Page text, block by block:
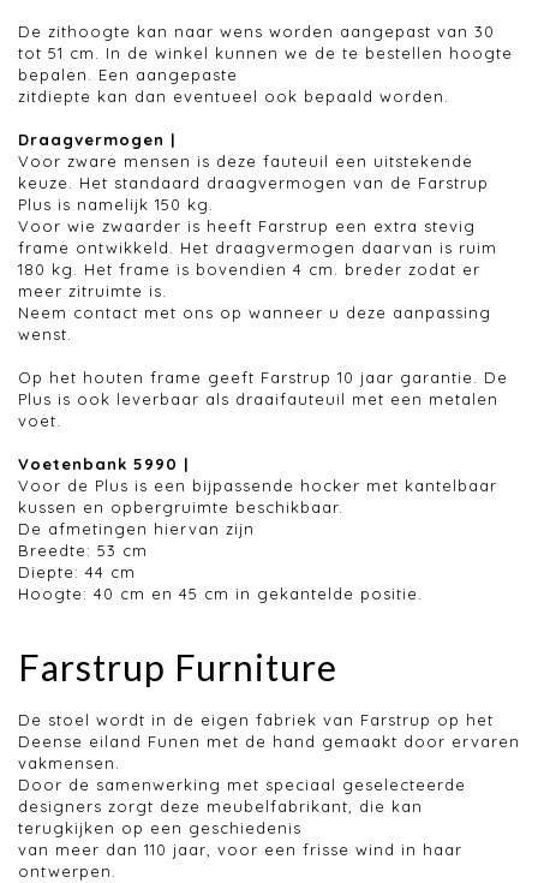
De zithoogte kan naar wens worden aangepast van 30
tot 51 cm. In de winkel kunnen we de te bestellen hoogte
bepalen. Een aangepaste
zitdiepte kan dan eventueel ook bepaald worden.
Draagvermogen |
Voor zware mensen is deze fauteuil een uitstekende
keuze. Het standaard draagvermogen van de Farstrup
Plus is namelijk 150 kg.
Voor wie zwaarder is heeft Farstrup een extra stevig
frame ontwikkeld. Het draagvermogen daarvan is ruim
180 kg. Het frame is bovendien 4 cm. breder zodat er
meer zitruimte is.
Neem contact met ons op wanneer u deze aanpassing
wenst.
Op het houten frame geeft Farstrup 10 jaar garantie. De
Plus is ook leverbaar als draaifauteuil met een metalen
voet.
Voetenbank 5990 |
Voor de Plus is een bijpassende hocker met kantelbaar
kussen en opbergruimte beschikbaar.
De afmetingen hiervan zijn
Breedte: 53 cm
Diepte: 44 cm
Hoogte: 40 cm en 45 cm in gekantelde positie.
Farstrup Furniture
De stoel wordt in de eigen fabriek van Farstrup op het
Deense eiland Funen met de hand gemaakt door ervaren
vakmensen.
Door de samenwerking met speciaal geselecteerde
designers zorgt deze meubelfabrikant, die kan
terugkijken op een geschiedenis
van meer dan 110 jaar, voor een frisse wind in haar
ontwerpen.